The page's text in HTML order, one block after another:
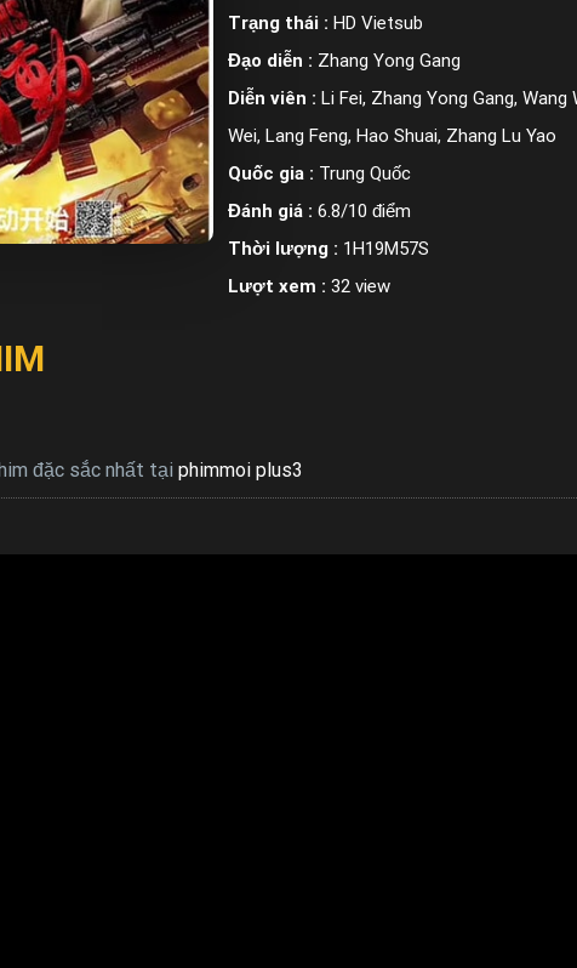
Trạng thái : HD Vietsub
Đạo diễn : Zhang Yong Gang
Diễn viên : Li Fei, Zhang Yong Gang, Wang
Wei, Lang Feng, Hao Shuai, Zhang Lu Yao
Quốc gia : Trung Quốc
Đánh giá : 6.8/10 điểm
Thời lượng : 1H19M57S
Lượt xem : 32 view
đặc sắc nhất tại phimmoi plus3